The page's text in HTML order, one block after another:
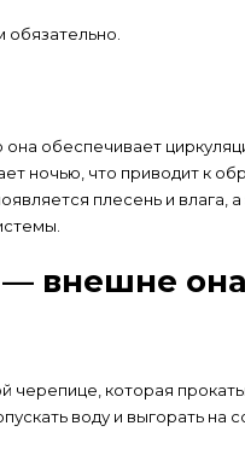
обеспечивает
ночью, что приводит к
плесень и влага,
внешне
которая
воду и выгорать на